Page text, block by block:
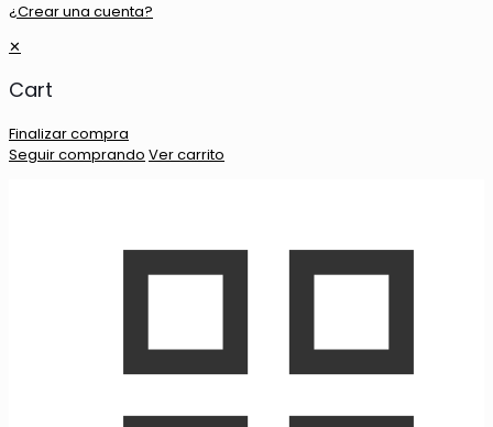
¿Crear una cuenta?
✕
Cart
Finalizar compra
Seguir comprando Ver carrito